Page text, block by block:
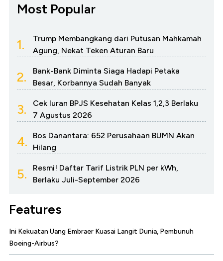
Most Popular
1.
Trump Membangkang dari Putusan Mahkamah
Agung, Nekat Teken Aturan Baru
2.
Bank-Bank Diminta Siaga Hadapi Petaka
Besar, Korbannya Sudah Banyak
3.
Cek Iuran BPJS Kesehatan Kelas 1,2,3 Berlaku
7 Agustus 2026
4.
Bos Danantara: 652 Perusahaan BUMN Akan
Hilang
5.
Resmi! Daftar Tarif Listrik PLN per kWh,
Berlaku Juli-September 2026
Features
Ini Kekuatan Uang Embraer Kuasai Langit Dunia, Pembunuh
Boeing-Airbus?